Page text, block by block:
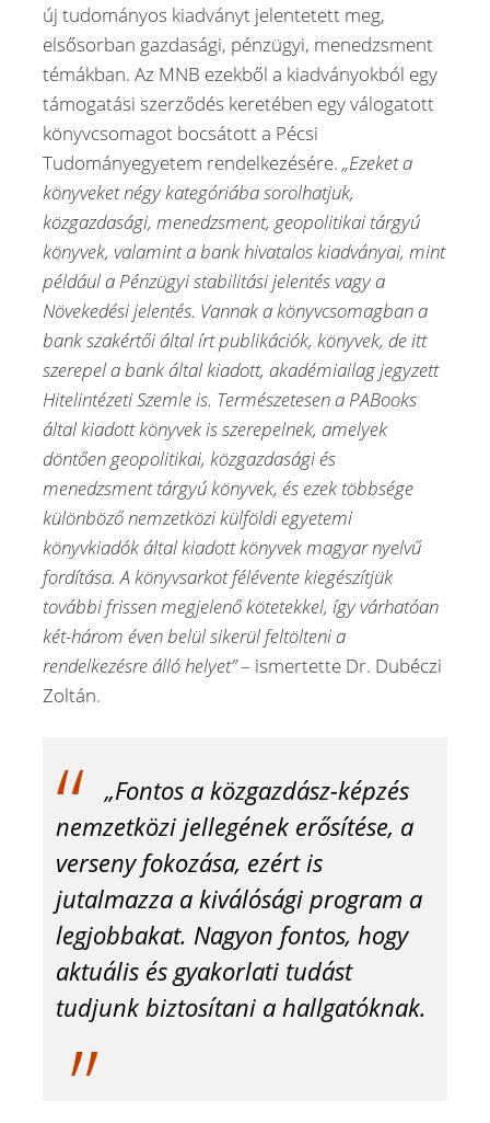
új tudományos kiadványt jelentetett meg,
elsősorban gazdasági, pénzügyi, menedzsment
témákban. Az MNB ezekből a kiadványokból egy
támogatási szerződés keretében egy válogatott
könyvcsomagot bocsátott a Pécsi
Tudományegyetem rendelkezésére. „Ezeket a
könyveket négy kategóriába sorolhatjuk,
közgazdasági, menedzsment, geopolitikai tárgyú
könyvek, valamint a bank hivatalos kiadványai, mint
például a Pénzügyi stabilitási jelentés vagy a
Növekedési jelentés. Vannak a könyvcsomagban a
bank szakértői által írt publikációk, könyvek, de itt
szerepel a bank által kiadott, akadémiailag jegyzett
Hitelintézeti Szemle is. Természetesen a PABooks
által kiadott könyvek is szerepelnek, amelyek
döntően geopolitikai, közgazdasági és
menedzsment tárgyú könyvek, és ezek többsége
különböző nemzetközi külföldi egyetemi
könyvkiadók által kiadott könyvek magyar nyelvű
fordítása. A könyvsarkot félévente kiegészítjük
további frissen megjelenő kötetekkel, így várhatóan
két-három éven belül sikerül feltölteni a
rendelkezésre álló helyet”– ismertette Dr. Dubéczi
Zoltán.
„Fontos a közgazdász-képzés
nemzetközi jellegének erősítése, a
verseny fokozása, ezért is
jutalmazza a kiválósági program a
legjobbakat. Nagyon fontos, hogy
aktuális és gyakorlati tudást
tudjunk biztosítani a hallgatóknak.